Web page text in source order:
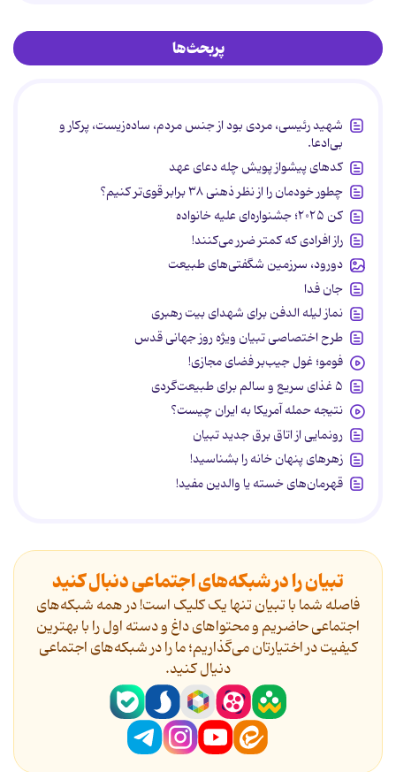
پربحث‌ها
شهید رئیسی، مردی بود از جنس مردم، ساده‌زیست، پرکار و
بی‌ادعا.
کدهای پیشواز پویش چله دعای عهد
چطور خودمان را از نظر ذهنی ۳۸ برابر قوی‌تر کنیم؟
کن ۲۰۲۵؛ جشنواره‌ای علیه خانواده
راز افرادی که کمتر ضرر می‌کنند!
دورود، سرزمین شگفتی‌های طبیعت
جان فدا
نماز لیله الدفن برای شهدای بیت رهبری
طرح اختصاصی تبیان ویژه روز جهانی قدس
فومو؛ غول جیب‌بر فضای مجازی!
۵ غذای سریع و سالم برای طبیعت‌گردی
نتیجه حمله آمریکا به ایران چیست؟
رونمایی از اتاق برق جدید تبیان
زهرهای پنهان خانه را بشناسید!
قهرمان‌های خسته یا والدین مفید!
تبیان را در شبکه‌های اجتماعی دنبال کنید
فاصله شما با تبیان تنها یک کلیک است! در همه شبکه‌های
اجتماعی حاضریم و محتواهای داغ و دسته اول را با بهترین
کیفیت در اختیارتان می‌گذاریم؛ ما را در شبکه‌های اجتماعی
دنیال کنید.